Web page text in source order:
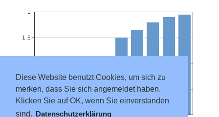
Diese Website benutzt Cookies, um sich zu
merken, dass Sie sich angemeldet haben.
Klicken Sie auf OK, wenn Sie einverstanden
sind. Datenschutzerklärung